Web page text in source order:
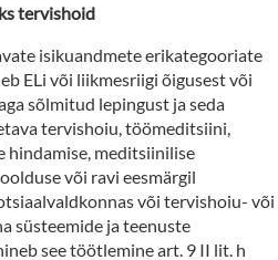
tervishoid
isikuandmete erikategooriate
ELi või liikmesriigi õigusest või
sõlmitud lepingust ja seda
tervishoiu, töömeditsiini,
hindamise, meditsiinilise
või ravi eesmärgil
või tervishoiu- või
süsteemide ja teenuste
see töötlemine art. 9 II lit. h